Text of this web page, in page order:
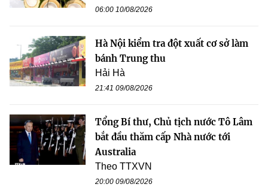
06:00 10/08/2026
Hà Nội kiểm tra đột xuất cơ sở làm
bánh Trung thu
Hải Hà
21:41 09/08/2026
Tổng Bí thư, Chủ tịch nước Tô Lâm
bắt đầu thăm cấp Nhà nước tới
Australia
Theo TTXVN
20:00 09/08/2026